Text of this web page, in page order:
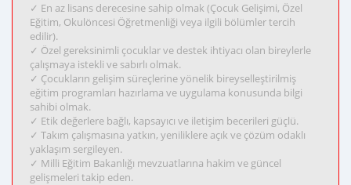
✓ En az lisans derecesine sahip olmak (Çocuk Gelişimi, Özel
Eğitim, Okulöncesi Öğretmenliği veya ilgili bölümler tercih
edilir).
✓ Özel gereksinimli çocuklar ve destek ihtiyacı olan bireylerle
çalışmaya istekli ve sabırlı olmak.
✓ Çocukların gelişim süreçlerine yönelik bireyselleştirilmiş
eğitim programları hazırlama ve uygulama konusunda bilgi
sahibi olmak.
✓ Etik değerlere bağlı, kapsayıcı ve iletişim becerileri güçlü.
✓ Takım çalışmasına yatkın, yeniliklere açık ve çözüm odaklı
yaklaşım sergileyen.
✓ Milli Eğitim Bakanlığı mevzuatlarına hakim ve güncel
gelişmeleri takip eden.